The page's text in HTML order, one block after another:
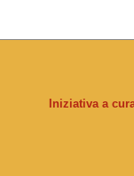
Iniziativa a